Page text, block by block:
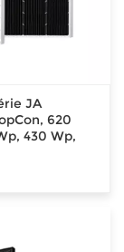
JA
620
430 Wp,